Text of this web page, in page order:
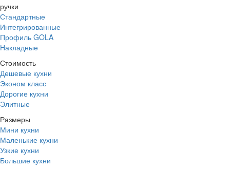
ручки
Стандартные
Интегрированные
Профиль GOLA
Накладные
Стоимость
Дешевые кухни
Эконом класс
Дорогие кухни
Элитные
Размеры
Мини кухни
Маленькие кухни
Узкие кухни
Большие кухни